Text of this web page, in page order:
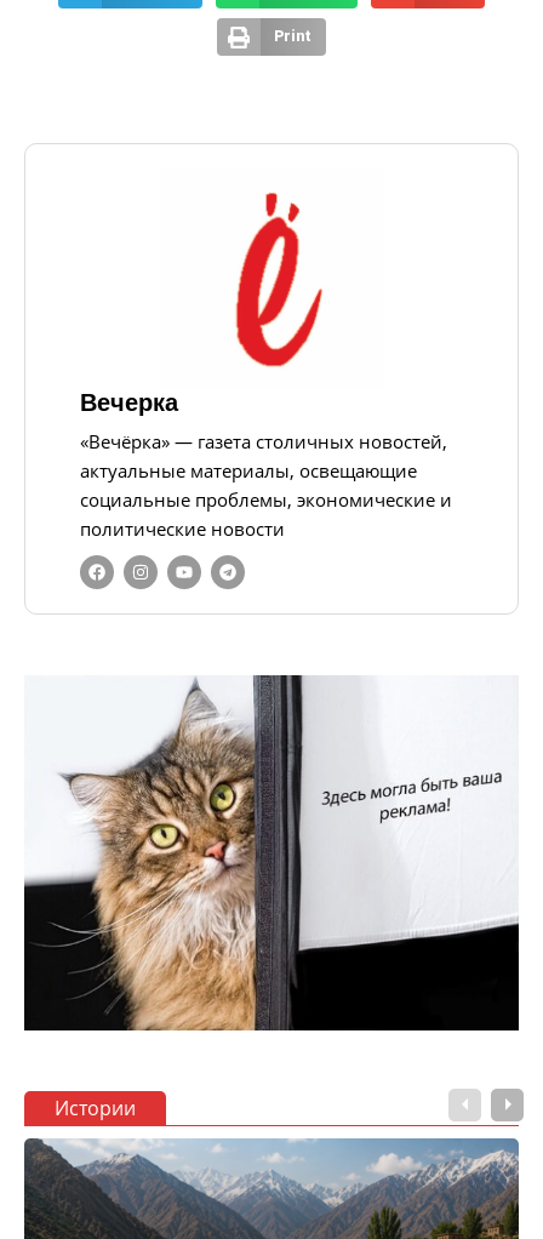
Print
Вечерка
«Вечёрка» — газета столичных новостей,
актуальные материалы, освещающие
социальные проблемы, экономические и
политические новости
Истории